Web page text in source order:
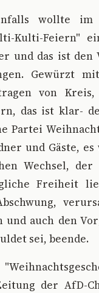
wollte im
Kulti-Feiern"
und das ist den
Gewürzt
von Kreis,
das ist klar-
Partei
und Gäste,
Wechsel,
Freiheit
auch den
sei, beende.
der AfD-